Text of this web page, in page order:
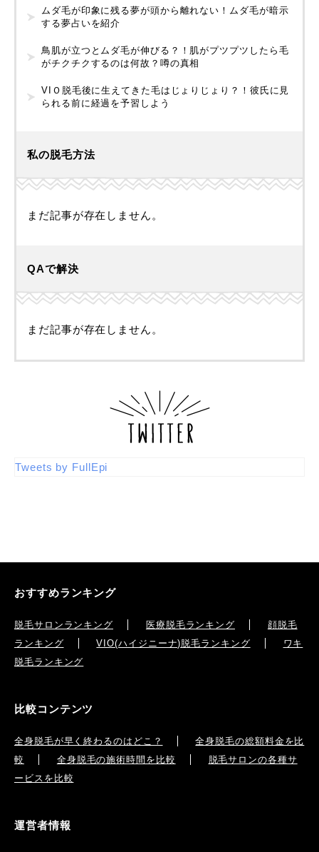
ムダ毛が印象に残る夢が頭から離れない！ムダ毛が暗示
する夢占いを紹介
鳥肌が立つとムダ毛が伸びる？！肌がプツプツしたら毛
がチクチクするのは何故？噂の真相
VIＯ脱毛後に生えてきた毛はじょりじょり？！彼氏に見
られる前に経過を予習しよう
私の脱毛方法
まだ記事が存在しません。
QAで解決
まだ記事が存在しません。
Tweets by FullEpi
おすすめランキング
脱毛サロンランキング 医療脱毛ランキング
顔脱毛
ランキング
VIO(ハイジニーナ)脱毛ランキング
ワキ
脱毛ランキング
比較コンテンツ
全身脱毛が早く終わるのはどこ？
全身脱毛の総額料金を比
較
全身脱毛の施術時間を比較
脱毛サロンの各種サ
ービスを比較
運営者情報